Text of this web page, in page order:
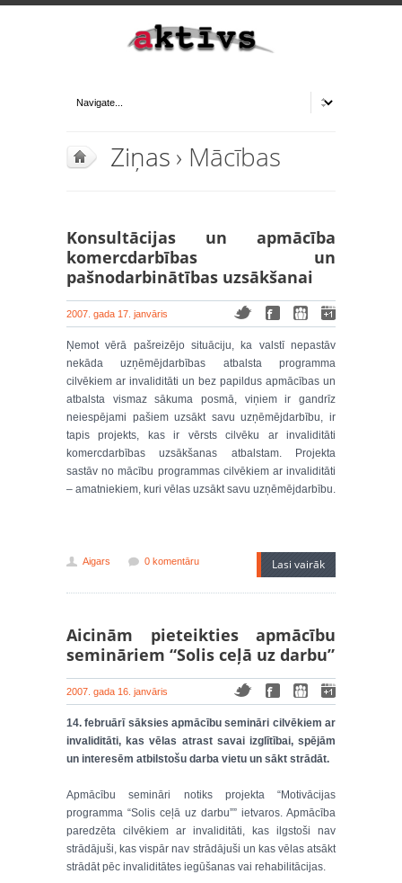
Ziņas › Mācības
Konsultācijas un apmācība
komercdarbības un
pašnodarbinātības uzsākšanai
2007. gada 17. janvāris
Ņemot vērā pašreizējo situāciju, ka valstī nepastāv
nekāda uzņēmējdarbības atbalsta programma
cilvēkiem ar invaliditāti un bez papildus apmācības un
atbalsta vismaz sākuma posmā, viņiem ir gandrīz
neiespējami pašiem uzsākt savu uzņēmējdarbību, ir
tapis projekts, kas ir vērsts cilvēku ar invaliditāti
komercdarbības uzsākšanas atbalstam. Projekta
sastāv no mācību programmas cilvēkiem ar invaliditāti
– amatniekiem, kuri vēlas uzsākt savu uzņēmējdarbību.
Aigars 0 komentāru Lasi vairāk
Aicinām pieteikties apmācību
semināriem “Solis ceļā uz darbu”
2007. gada 16. janvāris
14. februārī sāksies apmācību semināri cilvēkiem ar
invaliditāti, kas vēlas atrast savai izglītībai, spējām
un interesēm atbilstošu darba vietu un sākt strādāt.
Apmācību semināri notiks projekta “Motivācijas
programma “Solis ceļā uz darbu”” ietvaros. Apmācība
paredzēta cilvēkiem ar invaliditāti, kas ilgstoši nav
strādājuši, kas vispār nav strādājuši un kas vēlas atsākt
strādāt pēc invaliditātes iegūšanas vai rehabilitācijas.